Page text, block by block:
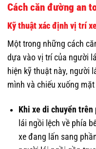
Cách căn đường an
Kỹ thuật xác định vị trí
Một trong những cách
dựa vào vị trí của người
hiện kỹ thuật này, người
mình và chiếu xuống
Khi xe di chuyển trên
lái ngồi lệch về phía
xe đang lấn sang